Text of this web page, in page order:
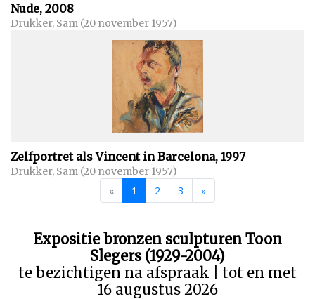
Nude, 2008
Drukker, Sam (20 november 1957)
Zelfportret als Vincent in Barcelona, 1997
Drukker, Sam (20 november 1957)
« 1 2 3 »
Expositie bronzen sculpturen Toon
Slegers (1929-2004)
te bezichtigen na afspraak | tot en met
16 augustus 2026